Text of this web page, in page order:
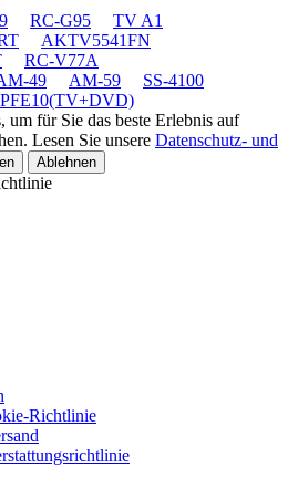
RC-G95
TV A1
AKTV5541FN
RC-V77A
49 AM-59
SS-4100
um für Sie das beste Erlebnis auf
Lesen Sie unsere Datenschutz- und
Ablehnen
Richtlinie